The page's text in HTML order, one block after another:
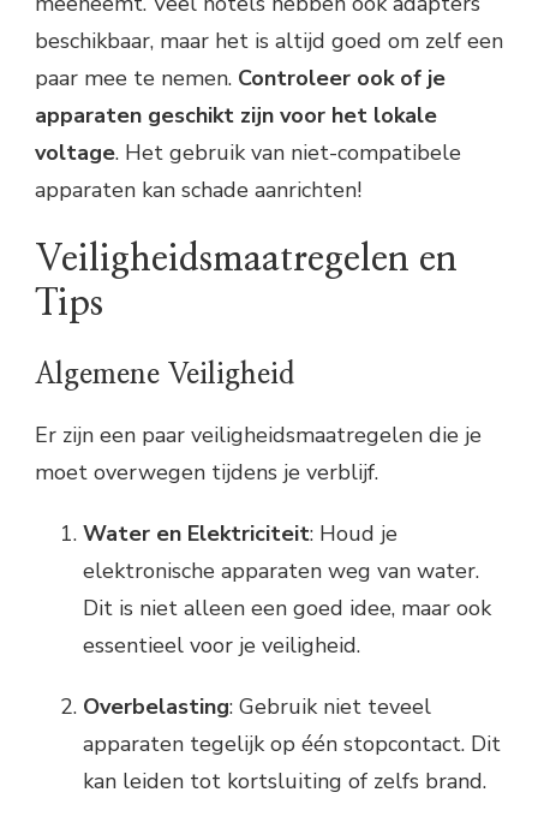
beschikbaar, maar het is altijd goed om zelf een
paar mee te nemen. Controleer ook of je
apparaten geschikt zijn voor het lokale
voltage. Het gebruik van niet-compatibele
apparaten kan schade aanrichten!
Veiligheidsmaatregelen en
Tips
Algemene Veiligheid
Er zijn een paar veiligheidsmaatregelen die je
moet overwegen tijdens je verblijf.
Water en Elektriciteit: Houd je
elektronische apparaten weg van water.
Dit is niet alleen een goed idee, maar ook
essentieel voor je veiligheid.
Overbelasting: Gebruik niet teveel
apparaten tegelijk op één stopcontact. Dit
kan leiden tot kortsluiting of zelfs brand.